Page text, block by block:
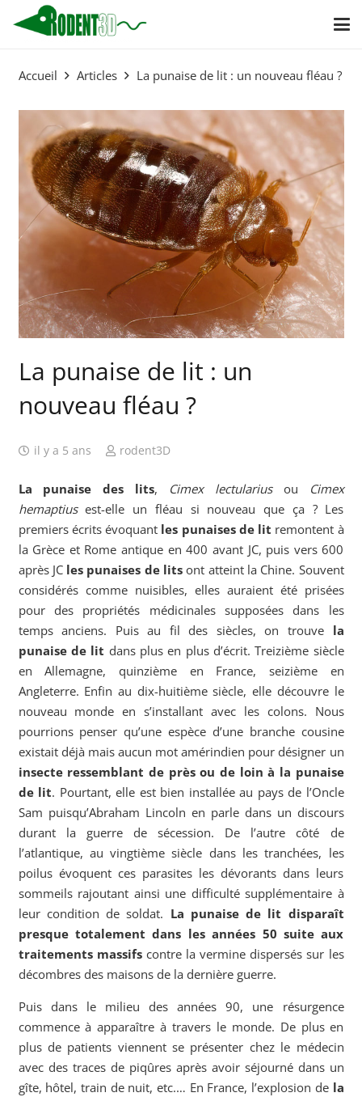
Accueil Articles La punaise de lit : un nouveau fléau ?
La punaise de lit : un
nouveau fléau ?
il y a 5 ans rodent3D
La punaise des lits, Cimex lectulariusou
Cimex
hemaptiusest-elle un fléau si nouveau que ça ? Les
premiers écrits évoquant les punaises de lit remontent à
la Grèce et Rome antique en 400 avant JC, puis vers 600
après JC les punaises de litsont atteint la Chine. Souvent
considérés comme nuisibles, elles auraient été prisées
pour des propriétés médicinales supposées dans les
temps anciens. Puis au fil des siècles, on trouve la
punaise de lit dans plus en plus d’écrit. Treizième siècle
en Allemagne, quinzième en France, seizième en
Angleterre. Enfin au dix-huitième siècle, elle découvre le
nouveau monde en s’installant avec les colons. Nous
pourrions penser qu’une espèce d’une branche cousine
existait déjà mais aucun mot amérindien pour désigner un
insecte ressemblant de près ou de loin à la punaise
de lit. Pourtant, elle est bien installée au pays de l’Oncle
Sam puisqu’Abraham Lincoln en parle dans un discours
durant la guerre de sécession. De l’autre côté de
l’atlantique, au vingtième siècle dans les tranchées, les
poilus évoquent ces parasites les dévorants dans leurs
sommeils rajoutant ainsi une difficulté supplémentaire à
leur condition de soldat. La punaise de lit disparaît
presque totalement dans les années 50 suite aux
traitements massifscontre la vermine dispersés sur les
décombres des maisons de la dernière guerre.
Puis dans le milieu des années 90, une résurgence
commence à apparaître à travers le monde. De plus en
plus de patients viennent se présenter chez le médecin
avec des traces de piqûres après avoir séjourné dans un
gîte, hôtel, train de nuit, etc.… En France, l’explosion de la